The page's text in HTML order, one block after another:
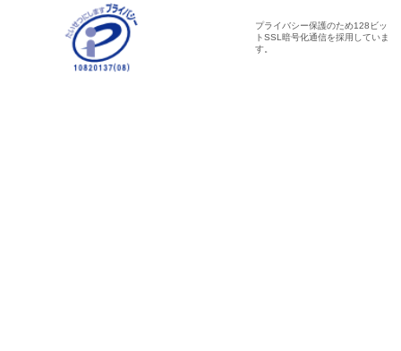
プライバシー保護のため128ビッ
トSSL暗号化通信を採用していま
す。